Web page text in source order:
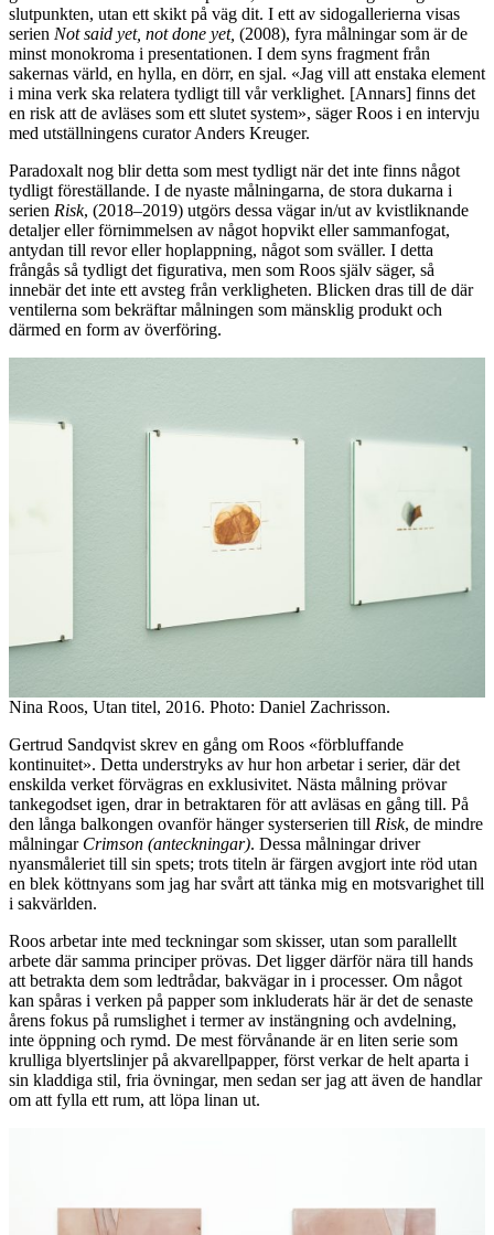
slutpunkten, utan ett skikt på väg dit. I ett av sidogallerierna visas
serien Not said yet, not done yet, (2008), fyra målningar som är de
minst monokroma i presentationen. I dem syns fragment från
sakernas värld, en hylla, en dörr, en sjal. «Jag vill att enstaka element
i mina verk ska relatera tydligt till vår verklighet. [Annars] finns det
en risk att de avläses som ett slutet system», säger Roos i en intervju
med utställningens curator Anders Kreuger.
Paradoxalt nog blir detta som mest tydligt när det inte finns något
tydligt föreställande. I de nyaste målningarna, de stora dukarna i
serien Risk, (2018–2019) utgörs dessa vägar in/ut av kvistliknande
detaljer eller förnimmelsen av något hopvikt eller sammanfogat,
antydan till revor eller hoplappning, något som sväller. I detta
frångås så tydligt det figurativa, men som Roos själv säger, så
innebär det inte ett avsteg från verkligheten. Blicken dras till de där
ventilerna som bekräftar målningen som mänsklig produkt och
därmed en form av överföring.
Nina Roos, Utan titel, 2016. Photo: Daniel Zachrisson.
Gertrud Sandqvist skrev en gång om Roos «förbluffande
kontinuitet». Detta understryks av hur hon arbetar i serier, där det
enskilda verket förvägras en exklusivitet. Nästa målning prövar
tankegodset igen, drar in betraktaren för att avläsas en gång till. På
den långa balkongen ovanför hänger systerserien till Risk, de mindre
målningar Crimson (anteckningar). Dessa målningar driver
nyansmåleriet till sin spets; trots titeln är färgen avgjort inte röd utan
en blek köttnyans som jag har svårt att tänka mig en motsvarighet till
i sakvärlden.
Roos arbetar inte med teckningar som skisser, utan som parallellt
arbete där samma principer prövas. Det ligger därför nära till hands
att betrakta dem som ledtrådar, bakvägar in i processer. Om något
kan spåras i verken på papper som inkluderats här är det de senaste
årens fokus på rumslighet i termer av instängning och avdelning,
inte öppning och rymd. De mest förvånande är en liten serie som
krulliga blyertslinjer på akvarellpapper, först verkar de helt aparta i
sin kladdiga stil, fria övningar, men sedan ser jag att även de handlar
om att fylla ett rum, att löpa linan ut.